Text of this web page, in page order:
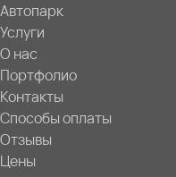
Автопарк
Услуги
О нас
Портфолио
Контакты
Способы оплаты
Отзывы
Цены